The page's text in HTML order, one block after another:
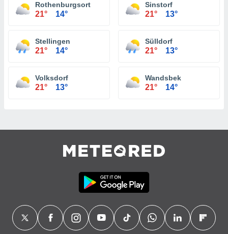
Rothenburgsort
21° 14°
Sinstorf
21° 13°
Stellingen
21° 14°
Sülldorf
21° 13°
Volksdorf
21° 13°
Wandsbek
21° 14°